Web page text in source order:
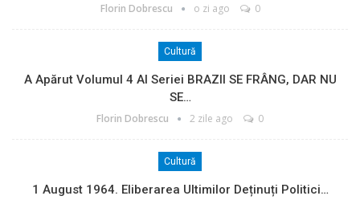
Florin Dobrescu o zi ago 0
Cultură
A Apărut Volumul 4 Al Seriei BRAZII SE FRÂNG, DAR NU
SE…
Florin Dobrescu 2 zile ago 0
Cultură
1 August 1964. Eliberarea Ultimilor Deținuți Politici…